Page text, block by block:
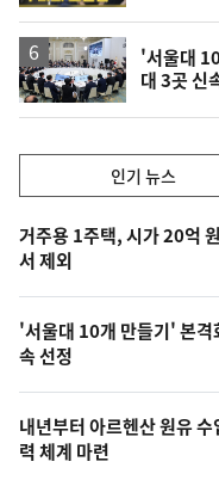
'서울대
대 3곳 신
기,
최
신,
오
늘
의
영
상
인기 뉴스
인
기
뉴
스
거주용 1주택, 시가 20억
서 제외
'서울대 10개 만들기' 본
속 선정
내년부터 아르헨산 원유
력 체계 마련